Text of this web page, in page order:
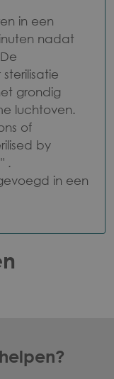
in een
nadat
grondig
luchtoven.
of
by
.
in een